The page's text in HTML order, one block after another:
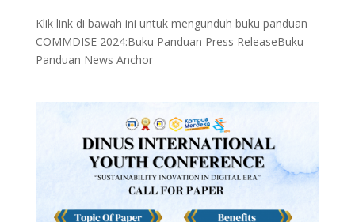
Klik link di bawah ini untuk mengunduh buku panduan
COMMDISE 2024:Buku Panduan Press ReleaseBuku
Panduan News Anchor